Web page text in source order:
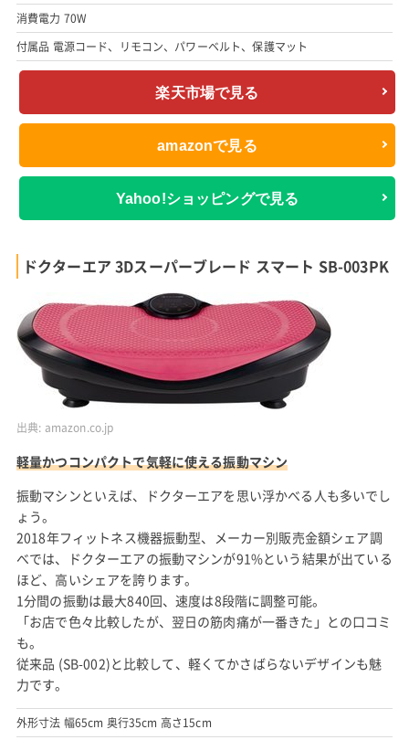
消費電力 70W
付属品 電源コード、リモコン、パワーベルト、保護マット
楽天市場で見る
amazonで見る
Yahoo!ショッピングで見る
ドクターエア 3Dスーパーブレード スマート SB-003PK
出典: amazon.co.jp
軽量かつコンパクトで気軽に使える振動マシン
振動マシンといえば、ドクターエアを思い浮かべる人も多いでし
ょう。
2018年フィットネス機器振動型、メーカー別販売金額シェア調
べでは、ドクターエアの振動マシンが91%という結果が出ている
ほど、高いシェアを誇ります。
1分間の振動は最大840回、速度は8段階に調整可能。
「お店で色々比較したが、翌日の筋肉痛が一番きた」との口コミ
も。
従来品 (SB-002)と比較して、軽くてかさばらないデザインも魅
力です。
外形寸法 幅65cm 奥行35cm 高さ15cm